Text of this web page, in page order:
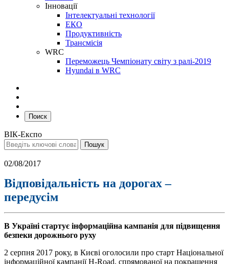
Інновації
Інтелектуальні технології
ЕКО
Продуктивність
Трансмісія
WRC
Переможець Чемпіонату світу з ралі-2019
Hyundai в WRC
Поиск
ВІК-Експо
02/08/2017
Відповідальність на дорогах –
передусім
В Україні стартує інформаційна кампанія для підвищення
безпеки дорожнього руху
2 серпня 2017 року, в Києві оголосили про старт Національної
інформаційної кампанії H-Road, спрямованої на покращення